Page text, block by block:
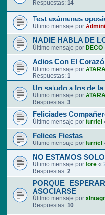
Respuestas: 14
Test exámenes
Último mensaje por
NADIE HABLA DE
Último mensaje por DECO
Adios Con El
Último mensaje por
Respuestas: 1
Un saludo a los de la
Último mensaje por
Respuestas: 3
Feliciades
Último mensaje por furriel
Felices Fiestas
Último mensaje por furriel
NO ESTAMOS
Último mensaje por fore «
Respuestas: 2
PORQUE
ASOCIARSE
Último mensaje por
Respuestas: 10